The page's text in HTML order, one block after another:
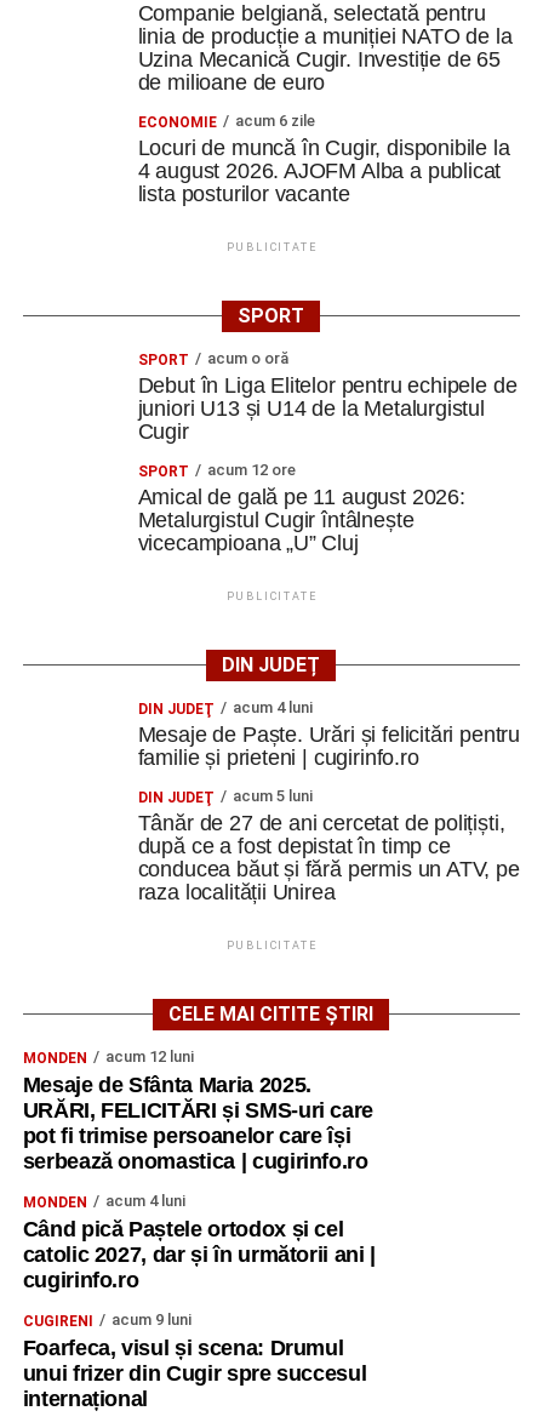
Companie belgiană, selectată pentru
linia de producție a muniției NATO de la
Uzina Mecanică Cugir. Investiție de 65
de milioane de euro
ECONOMIE acum 6 zile
Locuri de muncă în Cugir, disponibile la
4 august 2026. AJOFM Alba a publicat
lista posturilor vacante
PUBLICITATE
SPORT
SPORT acum o oră
Debut în Liga Elitelor pentru echipele de
juniori U13 și U14 de la Metalurgistul
Cugir
SPORT acum 12 ore
Amical de gală pe 11 august 2026:
Metalurgistul Cugir întâlnește
vicecampioana „U” Cluj
PUBLICITATE
DIN JUDEȚ
DIN JUDEŢ acum 4 luni
Mesaje de Paște. Urări și felicitări pentru
familie și prieteni | cugirinfo.ro
DIN JUDEŢ acum 5 luni
Tânăr de 27 de ani cercetat de polițiști,
după ce a fost depistat în timp ce
conducea băut și fără permis un ATV, pe
raza localității Unirea
PUBLICITATE
CELE MAI CITITE ȘTIRI
MONDEN acum 12 luni
Mesaje de Sfânta Maria 2025.
URĂRI, FELICITĂRI și SMS-uri care
pot fi trimise persoanelor care își
serbează onomastica | cugirinfo.ro
MONDEN acum 4 luni
Când pică Paștele ortodox și cel
catolic 2027, dar și în următorii ani |
cugirinfo.ro
CUGIRENI acum 9 luni
Foarfeca, visul și scena: Drumul
unui frizer din Cugir spre succesul
internațional